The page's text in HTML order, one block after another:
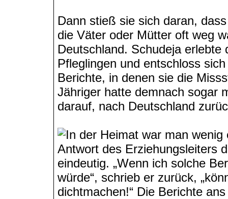
Dann stieß sie sich daran,
die Väter oder Mütter oft weg
Deutschland. Schudeja
Pfleglingen und entschloss
Berichte, in denen sie die
Jähriger hatte demnach sogar
darauf, nach Deutschland
In der Heimat war man
Antwort des Erziehungsleiters
eindeutig. „Wenn ich solche
würde“, schrieb er zurück,
dichtmachen!“ Die Berichte